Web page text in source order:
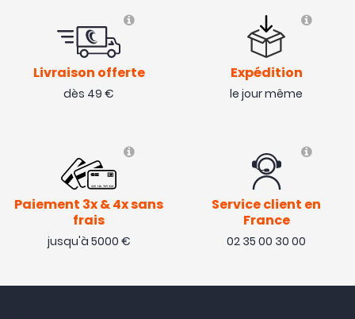
Livraison offerte
dès 49 €
Expédition
le jour même
Paiement 3x & 4x sans
frais
jusqu'à 5000 €
Service client en
France
02 35 00 30 00